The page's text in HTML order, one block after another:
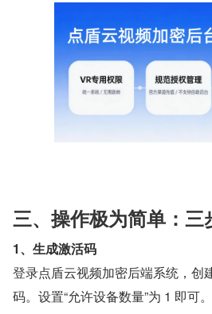
三、操作极为简单：三
1、生成激活码
登录点盾云视频加密后端系统，创
码。设置“允许设备数量”为 1 即可